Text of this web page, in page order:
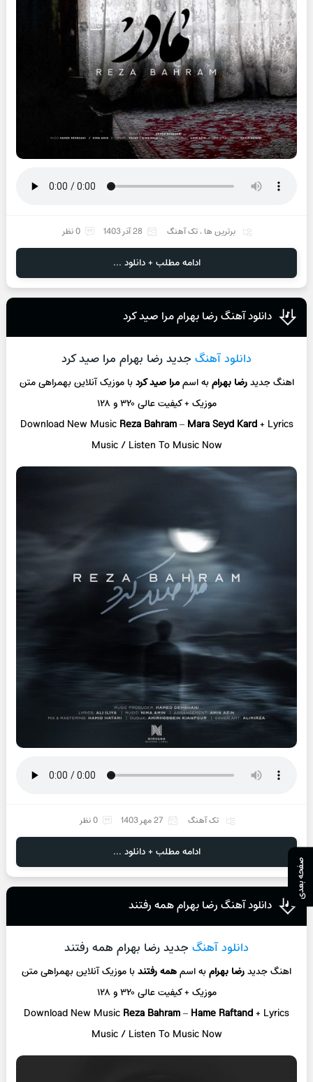
برترین ها ، تک آهنگ 28 آذر 1403 0 نظر
ادامه مطلب + دانلود ...
دانلود آهنگ رضا بهرام مرا صید کرد
دانلود آهنگ جدید رضا بهرام مرا صید کرد
اهنگ جدیدرضا بهرامبه اسممرا صید کردبا موزیک آنلاینبهمراهی متن
موزیک + کیفیت عالی ۳۲۰ و ۱۲۸
Download New Music Reza Bahram–Mara Seyd Kard+ Lyrics
Music / Listen To Music Now
تک آهنگ 27 مهر 1403 0 نظر
ادامه مطلب + دانلود ...
دانلود آهنگ رضا بهرام همه رفتند
دانلود آهنگ جدید رضا بهرام همه رفتند
اهنگ جدیدرضا بهرامبه اسمهمه رفتندبا موزیک آنلاین بهمراهی متن
موزیک + کیفیت عالی ۳۲۰ و ۱۲۸
Download New Music Reza Bahram– Hame Raftand+ Lyrics
Music / Listen To Music Now
صفحه بعدی